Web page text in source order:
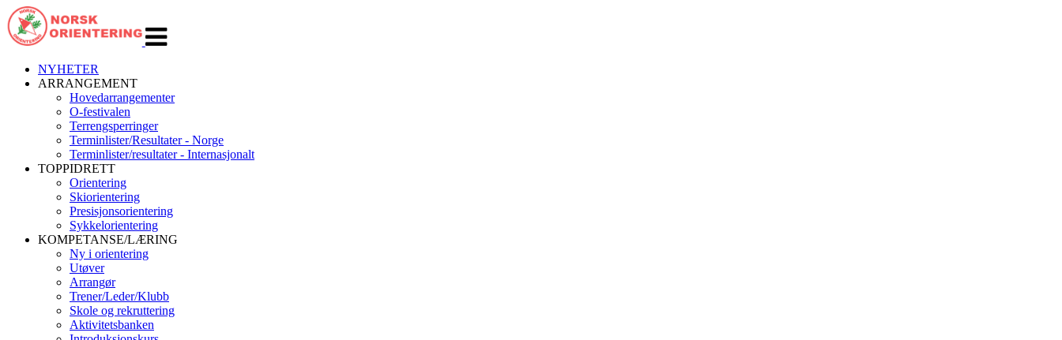
navigasjon
NYHETER
ARRANGEMENT
Hovedarrangementer
O-festivalen
Terrengsperringer
Terminlister/Resultater - Norge
Terminlister/resultater - Internasjonalt
TOPPIDRETT
Orientering
Skiorientering
Presisjonsorientering
Sykkelorientering
KOMPETANSE/LÆRING
Ny i orientering
Utøver
Arrangør
Trener/Leder/Klubb
Skole og rekruttering
Aktivitetsbanken